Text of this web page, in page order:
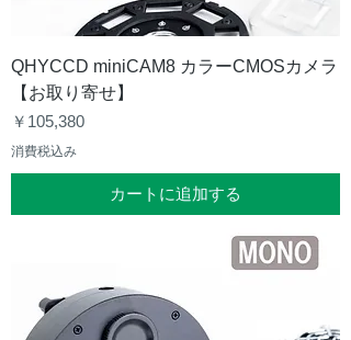
QHYCCD miniCAM8 カラーCMOSカメラ
【お取り寄せ】
価格
￥105,380
消費税込み
カートに追加する